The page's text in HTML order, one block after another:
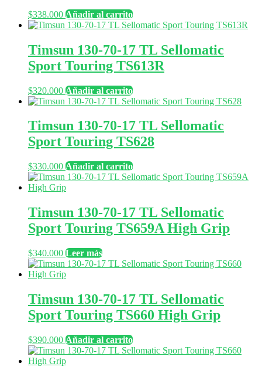
$338.000 Añadir al carrito
Timsun 130-70-17 TL Sellomatic
Sport Touring TS613R
$320.000 Añadir al carrito
Timsun 130-70-17 TL Sellomatic
Sport Touring TS628
$330.000 Añadir al carrito
Timsun 130-70-17 TL Sellomatic
Sport Touring TS659A High Grip
$340.000 Leer más
Timsun 130-70-17 TL Sellomatic
Sport Touring TS660 High Grip
$390.000 Añadir al carrito